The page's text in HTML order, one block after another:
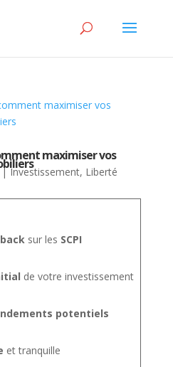
maximiser vos
Investissement, Liberté
sur les SCPI
de votre investissement
potentiels
et tranquille